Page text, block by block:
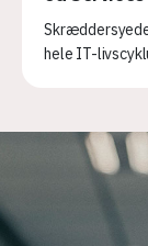
hele IT-